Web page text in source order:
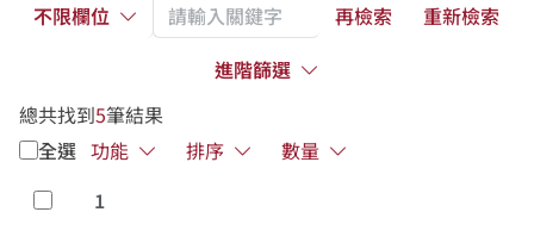
不限欄位 再檢索
重新檢索
進階篩選
總共找到5筆結果
全選 功能 排序
數量
勾選
1